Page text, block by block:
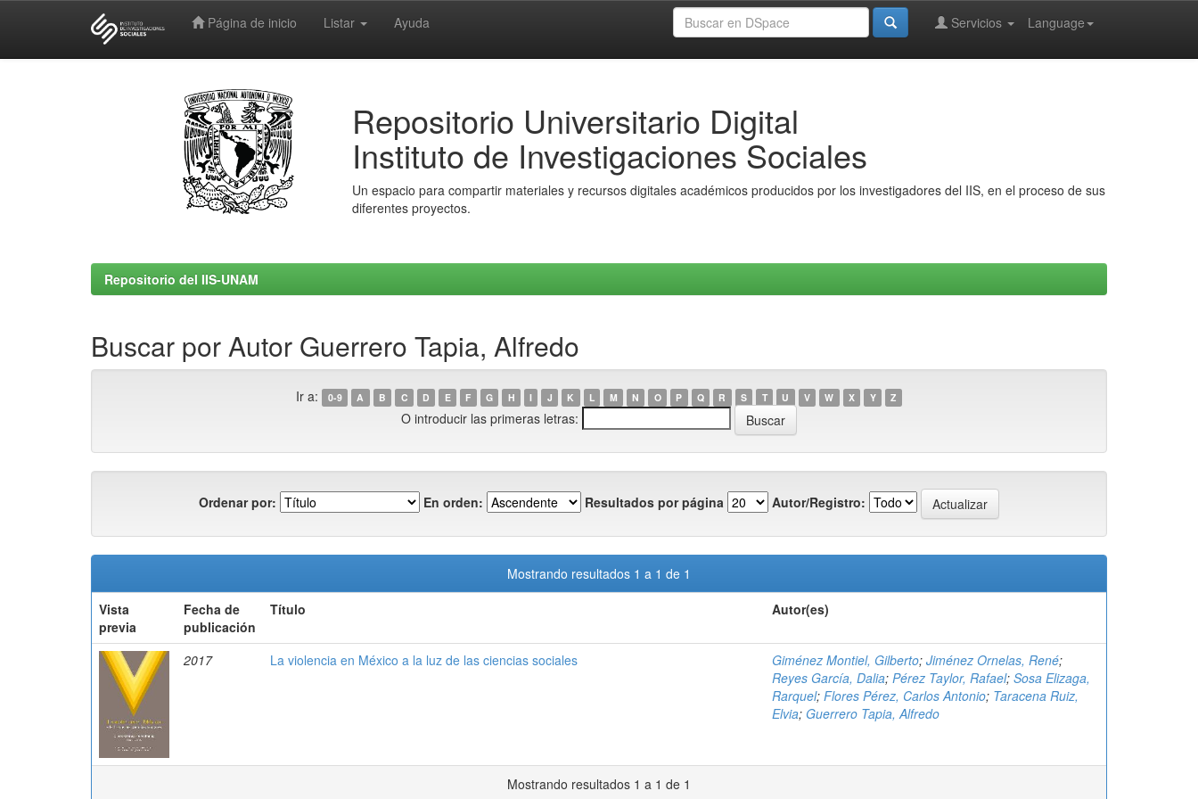
Página de inicio Listar Ayuda Language
Servicios
Repositorio Universitario Digital
Instituto de Investigaciones Sociales
Un espacio para compartir materiales y recursos digitales académicos producidos por los investigadores del IIS, en el proceso de sus
diferentes proyectos.
Repositorio del IIS-UNAM
Buscar por Autor Guerrero Tapia, Alfredo
Ir a: 0-9 A B C D E F G H I J K L M N O P Q R S T U V W X Y Z
O introducir las primeras letras:
Ordenar por: En orden: Resultados por página Autor/Registro:
Mostrando resultados 1 a 1 de 1
Vista
previa
Fecha de
publicación
Título Autor(es)
2017 La violencia en México a la luz de las ciencias sociales Giménez Montiel, Gilberto; Jiménez Ornelas, René;
Reyes García, Dalia; Pérez Taylor, Rafael; Sosa Elizaga,
Rarquel; Flores Pérez, Carlos Antonio; Taracena Ruiz,
Elvia; Guerrero Tapia, Alfredo
Mostrando resultados 1 a 1 de 1